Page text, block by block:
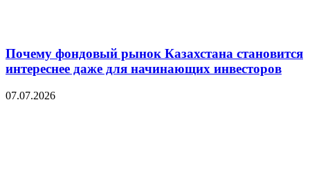
Почему фондовый рынок Казахстана становится
интереснее даже для начинающих инвесторов
07.07.2026